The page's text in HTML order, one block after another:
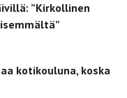
”Kirkollinen
kotikouluna, koska